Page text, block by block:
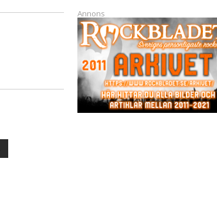
Annons